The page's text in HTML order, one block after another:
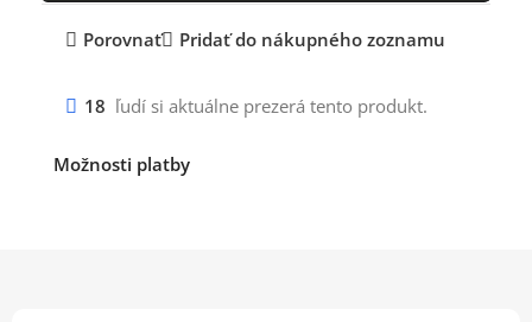
Porovnať Pridať do nákupného zoznamu
18 ľudí si aktuálne prezerá tento produkt.
Možnosti platby